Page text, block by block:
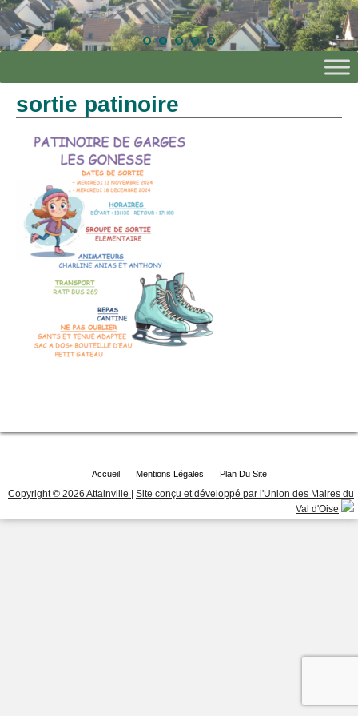
sortie patinoire
Accueil Mentions Légales Plan Du Site
Copyright © 2026 Attainville | Site conçu et développé par l'Union des Maires du
Val d'Oise